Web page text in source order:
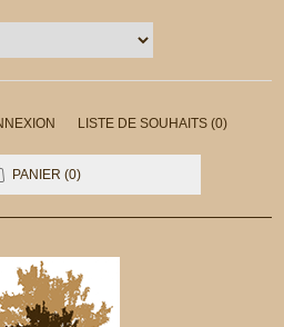
LISTE DE SOUHAITS (0)
PANIER (0)